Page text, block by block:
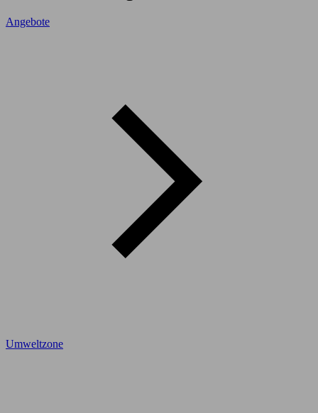
Angebote
Umweltzone